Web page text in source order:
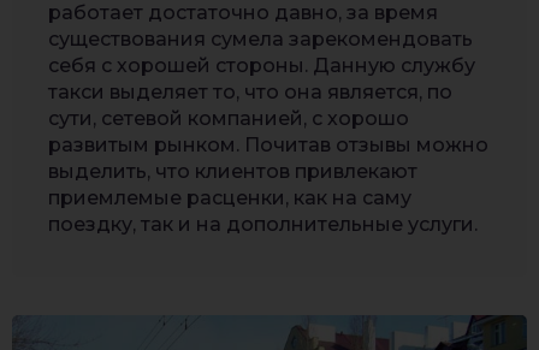
работает достаточно давно, за время
существования сумела зарекомендовать
себя с хорошей стороны. Данную службу
такси выделяет то, что она является, по
сути, сетевой компанией, с хорошо
развитым рынком. Почитав отзывы можно
выделить, что клиентов привлекают
приемлемые расценки, как на саму
поездку, так и на дополнительные услуги.